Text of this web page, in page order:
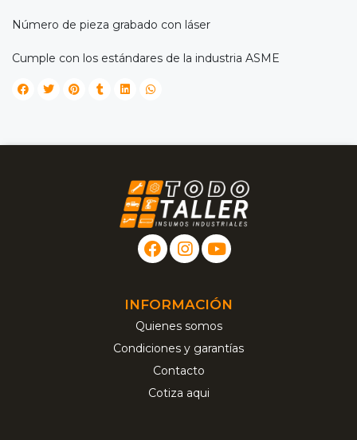
Número de pieza grabado con láser
Cumple con los estándares de la industria ASME
INFORMACIÓN
Quienes somos
Condiciones y garantías
Contacto
Cotiza aqui